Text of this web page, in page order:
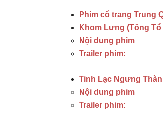
Phim cổ trang Trung
Khom Lưng (Tống
Nội dung phim
Trailer phim:
Tinh Lạc Ngưng
Nội dung phim
Trailer phim: